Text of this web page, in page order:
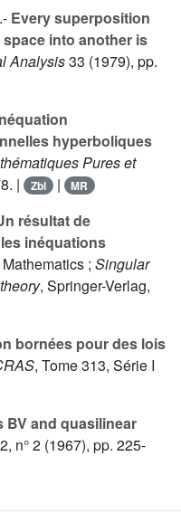
Every superposition
into another is
Analysis33 (1979), pp.
hyperboliques
Pures et
| Zbl | MR
résultat de
inéquations
; Singular
, Springer-Verlag,
bornées pour des lois
, Tome313, Série I
BV and quasilinear
2, n° 2 (1967), pp. 225-